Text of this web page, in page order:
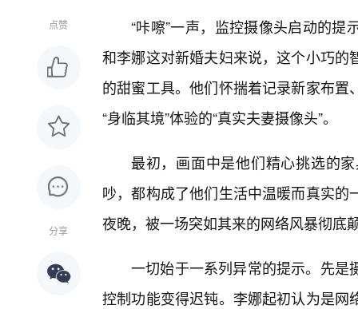
点赞
分享
“咔嚓”一声，监控摄像头启动的
和李娜这对新婚夫妇来说，这个小巧
的甜蜜工具。他们怀揣着记录新家布
“身临其境”体验的“真实夫妻摄像头”。
最初，画面中是他们精心挑选的
吵，都构成了他们生活中温暖而真实
夜晚，被一场突如其来的网络风暴彻底
一切始于一系列异常的提示。先是
控制功能变得迟钝。李娜起初认为是